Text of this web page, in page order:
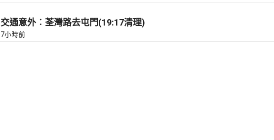
交通意外︰荃灣路去屯門(19:17清理)
7小時前